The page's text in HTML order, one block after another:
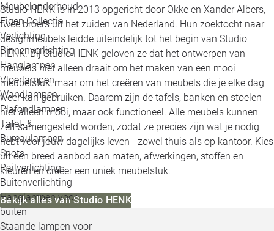
Meubelonderhoud
Eigen Collectie
Verlichting
Binnenverlichting
Hanglampen
Vloerlampen
Wandlampen
Plafondlampen
Tafel- &
Bureaulampen
Spots
Railverlichting
Buitenverlichting
Hanglampen voor
buiten
Staande lampen voor
Studio HENK is in 2013 opgericht door Okke en Xander Albers,
twee broers uit het zuiden van Nederland. Hun zoektocht naar
designmeubels leidde uiteindelijk tot het begin van Studio
HENK. Bij Studio HENK geloven ze dat het ontwerpen van
meubels niet alleen draait om het maken van een mooi
meubelstuk, maar om het creëren van meubels die je elke dag
weer kan gebruiken. Daarom zijn de tafels, banken en stoelen
niet alleen mooi, maar ook functioneel. Alle meubels kunnen
zelf samengesteld worden, zodat ze precies zijn wat je nodig
hebt voor jouw dagelijks leven - zowel thuis als op kantoor. Kies
uit een breed aanbod aan maten, afwerkingen, stoffen en
kleuren en creëer een uniek meubelstuk.
Bekijk alles van Studio HENK